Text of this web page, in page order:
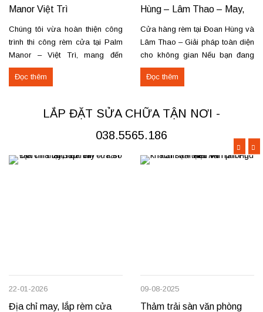
Manor Việt Trì
Chúng tôi vừa hoàn thiện công
trình thi công rèm cửa tại Palm
Manor – Việt Trì, mang đến
không gian sang trọng và tiện
nghi cho các căn hộ cao cấp.
Rèm vải thô cao cấp may định
hình hấp sóng: sang trọng, giữ
Đọc thêm
Hùng – Lâm Thao – May,
lắp đặt, sửa chữa
Cửa hàng rèm tại Đoan Hùng và
Lâm Thao – Giải pháp toàn diện
cho không gian Nếu bạn đang
tìm nơi may, lắp đặt rèm cửa
hoặc cần sửa chữa rèm hỏng tại
chúng tôi sẵn sàng đáp ứng với
dịch vụ chuyên nghiệp và giá...
Đọc thêm
LẮP ĐẶT SỬA CHỮA TẬN NƠI -
038.5565.186
22-01-2026
Địa chỉ may, lắp rèm cửa
09-08-2025
Thảm trải sàn văn phòng